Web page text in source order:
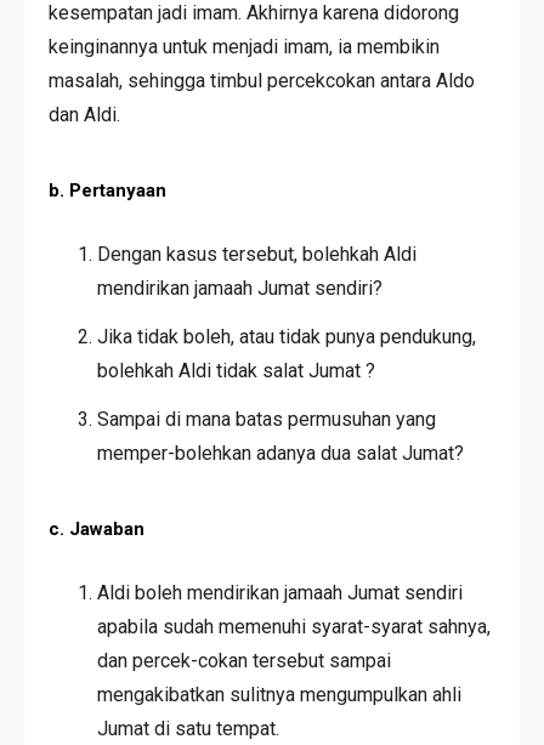
kesempatan jadi imam. Akhirnya karena didorong
keinginannya untuk menjadi imam, ia membikin
masalah, sehingga timbul percekcokan antara Aldo
dan Aldi.
b. Pertanyaan
Dengan kasus tersebut, bolehkah Aldi
mendirikan jamaah Jumat sendiri?
Jika tidak boleh, atau tidak punya pendukung,
bolehkah Aldi tidak salat Jumat ?
Sampai di mana batas permusuhan yang
memper-bolehkan adanya dua salat Jumat?
c. Jawaban
Aldi boleh mendirikan jamaah Jumat sendiri
apabila sudah memenuhi syarat-syarat sahnya,
dan percek-cokan tersebut sampai
mengakibatkan sulitnya mengumpulkan ahli
Jumat di satu tempat.